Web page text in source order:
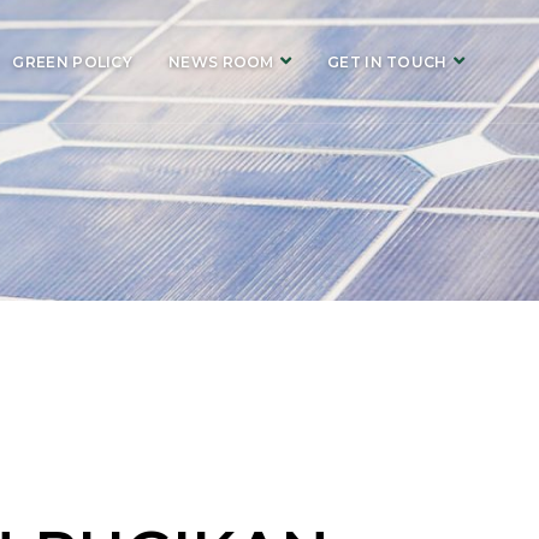
GREEN POLICY NEWS ROOM GET IN TOUCH